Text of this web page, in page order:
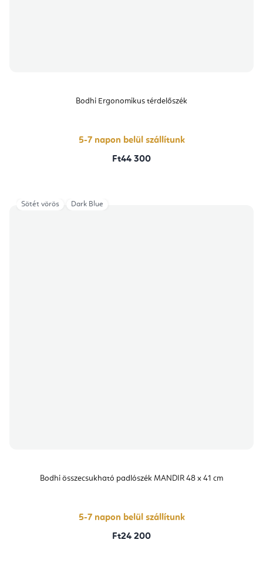
Bodhi Ergonomikus térdelőszék
5-7 napon belül szállítunk
Ft44 300
Bodhi összecsukható padlószék MANDIR 48 x 41 cm
5-7 napon belül szállítunk
Ft24 200
Sötét vörös Dark Blue